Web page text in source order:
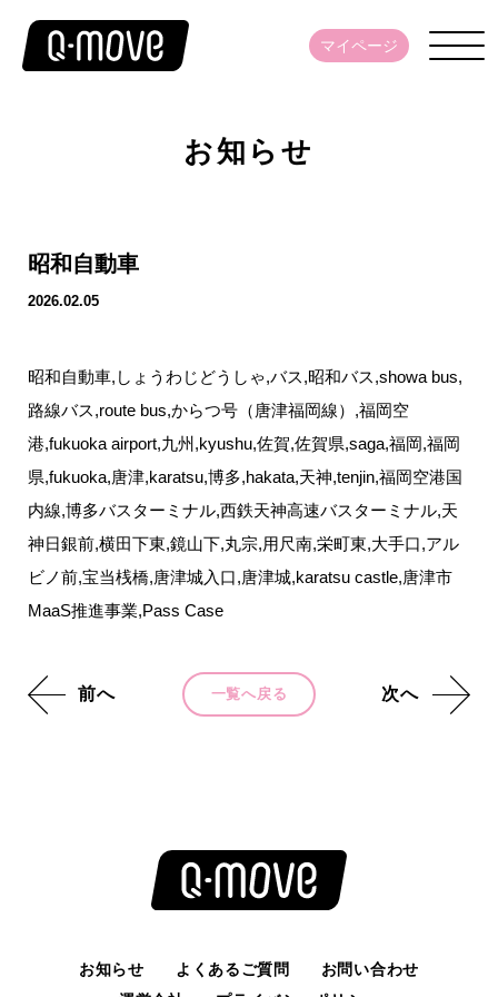
マイページ
お知らせ
昭和自動車
2026.02.05
昭和自動車,しょうわじどうしゃ,バス,昭和バス,showa bus,
路線バス,route bus,からつ号（唐津福岡線）,福岡空
港,fukuoka airport,九州,kyushu,佐賀,佐賀県,saga,福岡,福岡
県,fukuoka,唐津,karatsu,博多,hakata,天神,tenjin,福岡空港国
内線,博多バスターミナル,西鉄天神高速バスターミナル,天
神日銀前,横田下東,鏡山下,丸宗,用尺南,栄町東,大手口,アル
ビノ前,宝当桟橋,唐津城入口,唐津城,karatsu castle,唐津市
MaaS推進事業,Pass Case
前へ 一覧へ戻る 次へ
お知らせ よくあるご質問
お問い合わせ